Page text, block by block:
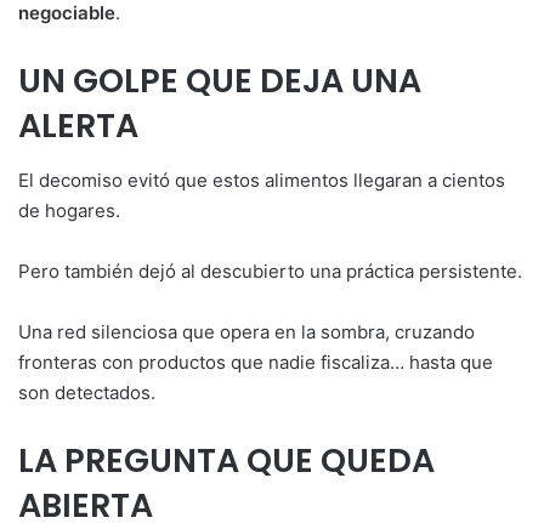
negociable.
UN GOLPE QUE DEJA UNA
ALERTA
El decomiso evitó que estos alimentos llegaran a cientos
de hogares.
Pero también dejó al descubierto una práctica persistente.
Una red silenciosa que opera en la sombra, cruzando
fronteras con productos que nadie fiscaliza… hasta que
son detectados.
LA PREGUNTA QUE QUEDA
ABIERTA